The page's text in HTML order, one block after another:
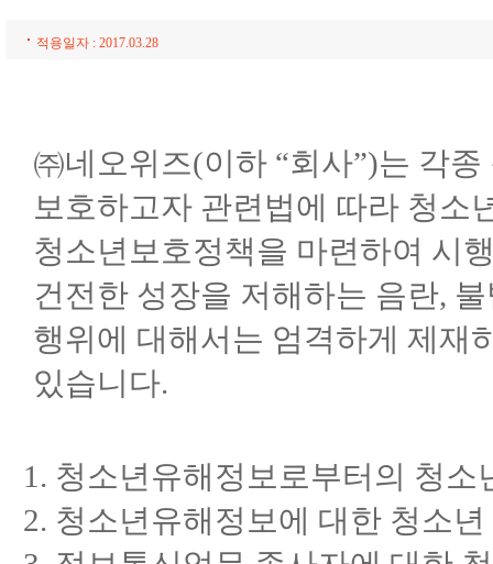
적용일자 : 2017.03.28
㈜네오위즈(이하 “회사”)는 각
보호하고자 관련법에 따라 청소
청소년보호정책을 마련하여 시
건전한 성장을 저해하는 음란,
행위에 대해서는 엄격하게 제재
있습니다.
청소년유해정보로부터의 청소
청소년유해정보에 대한 청소